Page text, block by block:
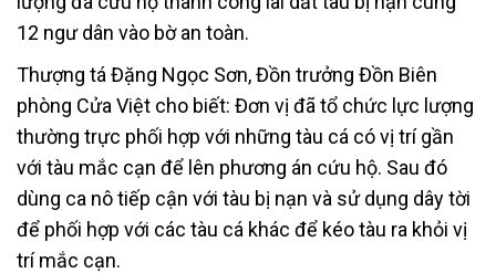
12 ngư dân vào bờ an toàn.
Thượng tá Đặng Ngọc Sơn, Đồn trưởng Đồn Biên
phòng Cửa Việt cho biết: Đơn vị đã tổ chức lực lượng
thường trực phối hợp với những tàu cá có vị trí gần
với tàu mắc cạn để lên phương án cứu hộ. Sau đó
dùng ca nô tiếp cận với tàu bị nạn và sử dụng dây tời
để phối hợp với các tàu cá khác để kéo tàu ra khỏi vị
trí mắc cạn.